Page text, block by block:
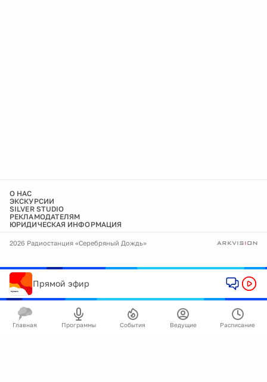
О НАС
ЭКСКУРСИИ
SILVER STUDIO
РЕКЛАМОДАТЕЛЯМ
ЮРИДИЧЕСКАЯ ИНФОРМАЦИЯ
2026 Радиостанция «Серебряный Дождь»
Прямой эфир
Главная Программы События Ведущие Расписание